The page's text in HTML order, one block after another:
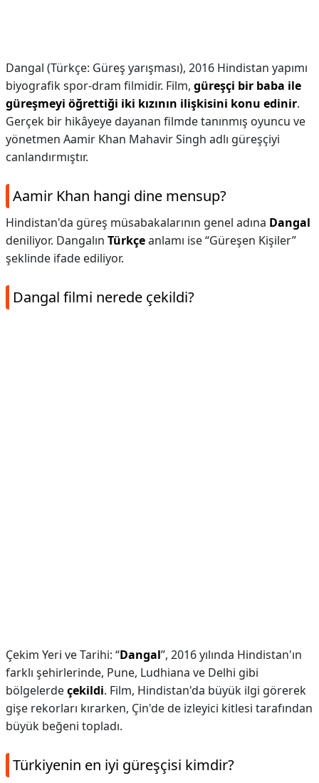
Dangal (Türkçe: Güreş yarışması), 2016 Hindistan yapımı
biyografik spor-dram filmidir. Film, güreşçi bir baba ile
güreşmeyi öğrettiği iki kızının ilişkisini konu edinir.
Gerçek bir hikâyeye dayanan filmde tanınmış oyuncu ve
yönetmen Aamir Khan Mahavir Singh adlı güreşçiyi
canlandırmıştır.
Aamir Khan hangi dine mensup?
Hindistan'da güreş müsabakalarının genel adına Dangal
deniliyor. Dangalın Türkçeanlamı ise “Güreşen Kişiler”
şeklinde ifade ediliyor.
Dangal filmi nerede çekildi?
Çekim Yeri ve Tarihi: “Dangal”, 2016 yılında Hindistan'ın
farklı şehirlerinde, Pune, Ludhiana ve Delhi gibi
bölgelerdeçekildi. Film, Hindistan'da büyük ilgi görerek
gişe rekorları kırarken, Çin'de de izleyici kitlesi tarafından
büyük beğeni topladı.
Türkiyenin en iyi güreşçisi kimdir?